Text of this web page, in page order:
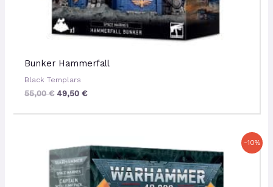
Bunker Hammerfall
Black Templars
55,00€ 49,50 €
-10%
prix
initial
était :
34,50 €.
prix
actuel
est :
31,05 €.